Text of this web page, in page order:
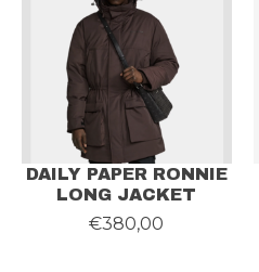
DAILY PAPER RONNIE
LONG JACKET
€380,00